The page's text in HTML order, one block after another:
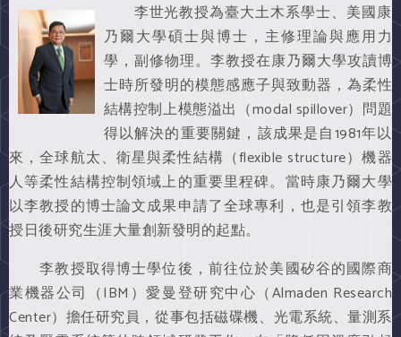
李世光教授為臺大土木系學士、美國康
乃爾大學碩士與博士，主修理論與應用力
學，副修物理。李教授在康乃爾大學攻讀博
士時所發明的模態感應子與致動器，為柔性
結構控制上模態溢出（modal spillover）問題
得以解決的重要關鍵，該成果是自1981年以
來，全球航太、衛星與柔性結構（flexible structure）機器
人等柔性結構控制領域上的重要里程碑。當時康乃爾大學
以李教授的博士論文成果申請了全球專利，也是引領李教
授日後研究生涯大量創新發明的起點。
李教授取得博士學位後，前往位於美國矽谷的國際商
業機器公司（IBM）愛曼登研究中心（Almaden Research
Center）擔任研究員，從事包括磁碟機、光電系統、量測系